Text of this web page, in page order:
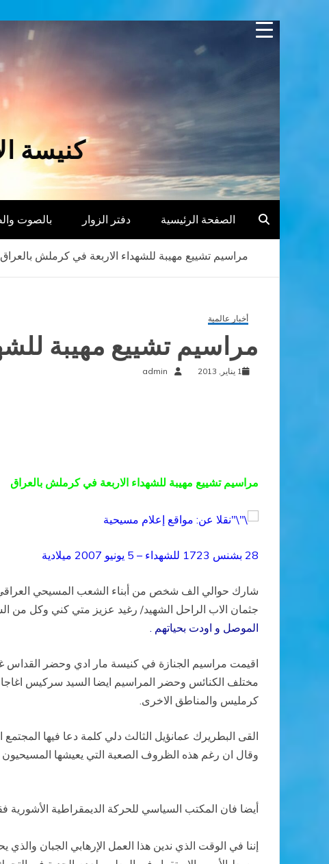
Skip
كنيسة
الصفحة الرئيسية دفتر الزوار بالصوت
مراسيم تشييع مهيبة للشهداء الاربعة في كرملش بالعراق
أخبار عالمية
مراسيم تشييع مهيبة
1 يناير, 2013 admin
مراسيم تشييع مهيبة للشهداء الاربعة في كرملش بالعراق
نقلا عن: مواقع إعلام مسيحية
28 بشنس 1723 للشهداء – 5 يونيو 2007 ميلادية
جثمان الاب الراحل الشهيد/ رغيد عزيز متي كني وكل من
الموصل و اودت بحياتهم .
اقيمت مراسيم الجنازة في كنيسة مار ادي وحضر القداس
مختلف الكنائس وحضر المراسيم ايضا السيد سركيس
كرمليس والمناطق الاخرى.
القى البطريرك عمانؤيل الثالث دلي كلمة دعا فيها
وقال ان رغم هذه الظروف الصعبة التي يعيشها
أيضا فان المكتب السياسي للحركة الديمقراطية الأشورية
إننا في الوقت الذي ندين هذا العمل الإرهابي الجبان